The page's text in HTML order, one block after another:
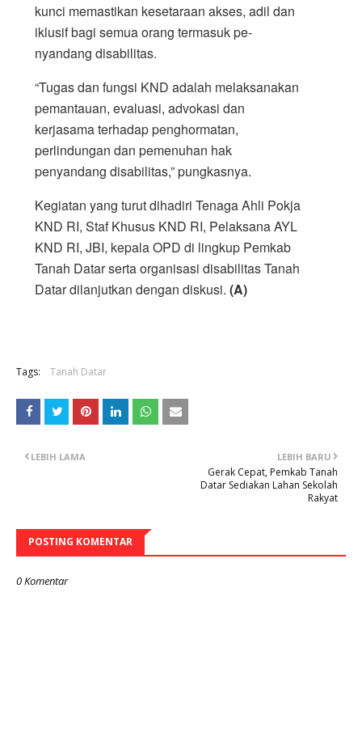
kunci memastikan kesetaraan akses, adil dan
iklusif bagi semua orang termasuk pe­
nyandang disabilitas.
“Tugas dan fungsi KND adalah melaksanakan
pemantauan, evaluasi, advokasi dan
kerjasama terhadap penghormatan,
perlindungan dan pemenuhan hak
penyandang disabilitas,” pungkasnya.
Kegiatan yang turut dihadiri Tenaga Ahli Pokja
KND RI, Staf Khusus KND RI, Pelaksana AYL
KND RI, JBI, kepala OPD di lingkup Pemkab
Tanah Datar serta organisasi disabilitas Tanah
Datar dilanjutkan dengan diskusi. (A)
Tags: Tanah Datar
LEBIH BARU
Gerak Cepat, Pemkab Tanah
Datar Sediakan Lahan Sekolah
Rakyat
LEBIH LAMA
POSTING KOMENTAR
0 Komentar